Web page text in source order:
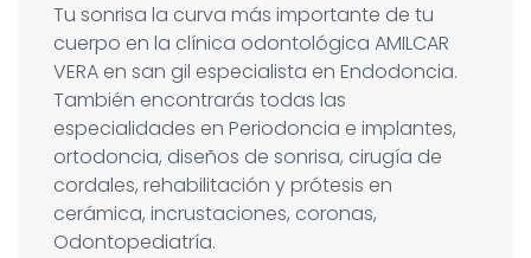
Tu sonrisa la curva más importante de tu
cuerpo en la clínica odontológica AMILCAR
VERA en san gil especialista en Endodoncia.
También encontrarás todas las
especialidades en Periodoncia e implantes,
ortodoncia, diseños de sonrisa, cirugía de
cordales, rehabilitación y prótesis en
cerámica, incrustaciones, coronas,
Odontopediatría.